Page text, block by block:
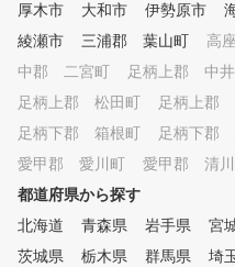
厚木市
大和市 伊勢原市
綾瀬市
三浦郡 葉山町 高
中郡 二宮町
足柄上郡 中
足柄上郡 松田町
足柄上郡
足柄下郡 箱根町
足柄下郡
愛甲郡 愛川町
愛甲郡 清
都道府県から探す
北海道
青森県 岩手県 宮
茨城県
栃木県 群馬県 埼